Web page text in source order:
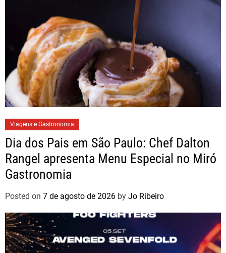
Viagens e Gastronomia
Dia dos Pais em São Paulo: Chef Dalton
Rangel apresenta Menu Especial no Miró
Gastronomia
Posted on 7 de agosto de 2026 by Jo Ribeiro